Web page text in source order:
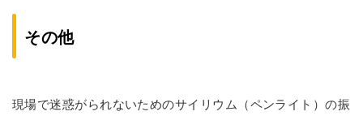
その他
現場で迷惑がられないためのサイリウム（ペンライト）の振